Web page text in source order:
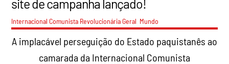
site de campanha lançado!
Internacional Comunista Revolucionária Geral Mundo
A implacável perseguição do Estado paquistanês ao
camarada da Internacional Comunista